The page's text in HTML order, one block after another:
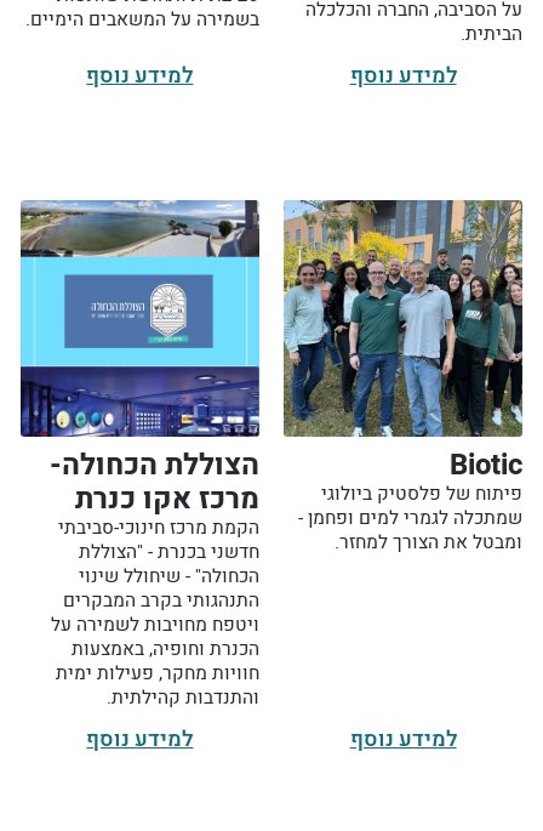
על הסביבה, החברה והכלכלה
הביתית.
למידע נוסף
בשמירה על המשאבים הימיים.
למידע נוסף
Biotic
פיתוח של פלסטיק ביולוגי
שמתכלה לגמרי למים ופחמן -
ומבטל את הצורך למחזר.
למידע נוסף
הצוללת הכחולה-
מרכז אקו כנרת
הקמת מרכז חינוכי-סביבתי
חדשני בכנרת - "הצוללת
הכחולה" - שיחולל שינוי
התנהגותי בקרב המבקרים
ויטפח מחויבות לשמירה על
הכנרת וחופיה, באמצעות
חוויות מחקר, פעילות ימית
והתנדבות קהילתית.
למידע נוסף